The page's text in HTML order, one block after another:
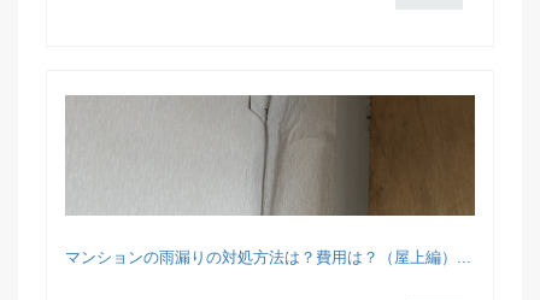
マンションの雨漏りの対処方法は？費用は？（屋上編）...